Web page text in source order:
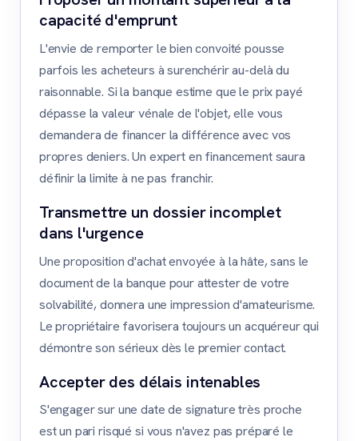
capacité d'emprunt
L'envie de remporter le bien convoité pousse
parfois les acheteurs à surenchérir au-delà du
raisonnable. Si la banque estime que le prix payé
dépasse la valeur vénale de l'objet, elle vous
demandera de financer la différence avec vos
propres deniers. Un expert en financement saura
définir la limite à ne pas franchir.
Transmettre un dossier incomplet
dans l'urgence
Une proposition d'achat envoyée à la hâte, sans le
document de la banque pour attester de votre
solvabilité, donnera une impression d'amateurisme.
Le propriétaire favorisera toujours un acquéreur qui
démontre son sérieux dès le premier contact.
Accepter des délais intenables
S'engager sur une date de signature très proche
est un pari risqué si vous n'avez pas préparé le